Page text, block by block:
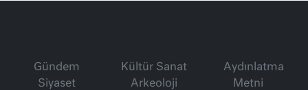
Gündem
Siyaset
Kültür Sanat
Arkeoloji
Aydınlatma
Metni